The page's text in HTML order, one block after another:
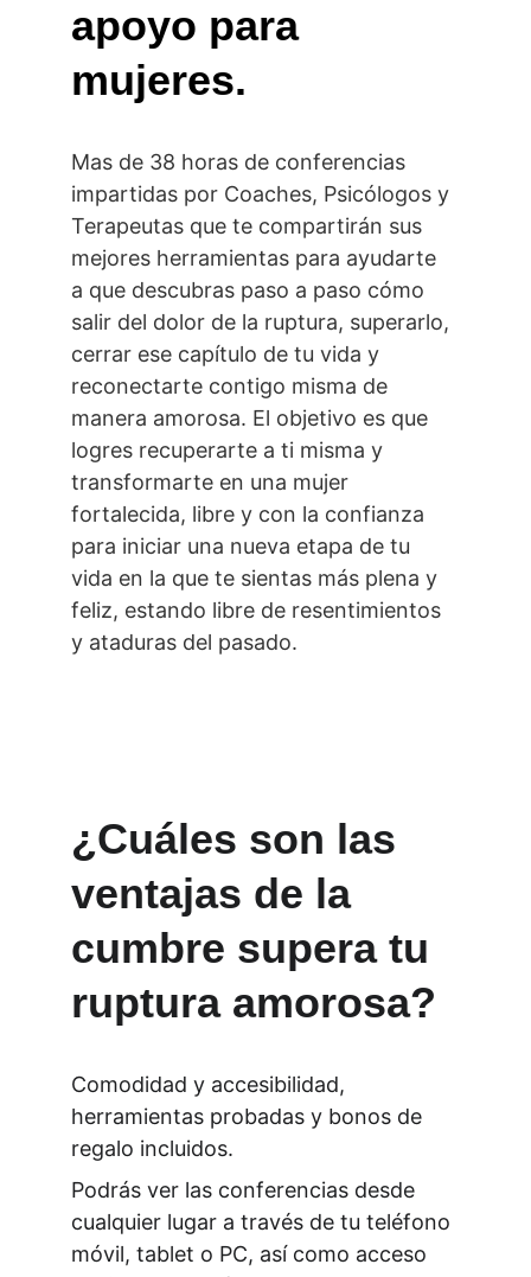
apoyo para
mujeres.
Mas de 38 horas de conferencias
impartidas por Coaches, Psicólogos y
Terapeutas que te compartirán sus
mejores herramientas para ayudarte
a que descubras paso a paso cómo
salir del dolor de la ruptura, superarlo,
cerrar ese capítulo de tu vida y
reconectarte contigo misma de
manera amorosa. El objetivo es que
logres recuperarte a ti misma y
transformarte en una mujer
fortalecida, libre y con la confianza
para iniciar una nueva etapa de tu
vida en la que te sientas más plena y
feliz, estando libre de resentimientos
y ataduras del pasado.
¿Cuáles son las
ventajas de la
cumbre supera tu
ruptura amorosa?
Comodidad y accesibilidad,
herramientas probadas y bonos de
regalo incluidos.
Podrás ver las conferencias desde
cualquier lugar a través de tu teléfono
móvil, tablet o PC, así como acceso